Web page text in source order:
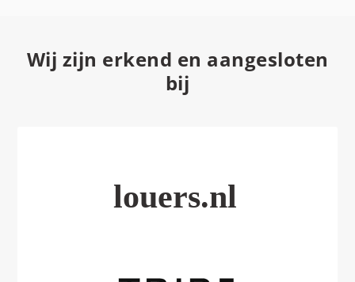
Wij zijn erkend en aangesloten
bij